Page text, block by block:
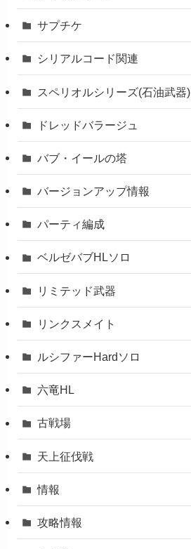
サプチケ
シリアルコード関連
スペリオルシリーズ(石油武器)
ドレッドバラージュ
バブ・イールの塔
バージョンアップ情報
パーティ編成
ベルゼバブHLソロ
リミテッド武器
リンクスメイト
ルシファーHardソロ
六竜HL
古戦場
天上征伐戦
情報
攻略情報